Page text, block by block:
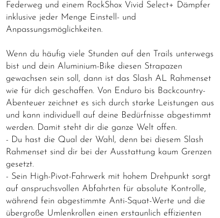
Federweg und einem RockShox Vivid Select+ Dämpfer
inklusive jeder Menge Einstell- und
Anpassungsmöglichkeiten.
Wenn du häufig viele Stunden auf den Trails unterwegs
bist und dein Aluminium-Bike diesen Strapazen
gewachsen sein soll, dann ist das Slash AL Rahmenset
wie für dich geschaffen. Von Enduro bis Backcountry-
Abenteuer zeichnet es sich durch starke Leistungen aus
und kann individuell auf deine Bedürfnisse abgestimmt
werden. Damit steht dir die ganze Welt offen.
- Du hast die Qual der Wahl, denn bei diesem Slash
Rahmenset sind dir bei der Ausstattung kaum Grenzen
gesetzt.
- Sein High-Pivot-Fahrwerk mit hohem Drehpunkt sorgt
auf anspruchsvollen Abfahrten für absolute Kontrolle,
während fein abgestimmte Anti-Squat-Werte und die
übergroße Umlenkrollen einen erstaunlich effizienten